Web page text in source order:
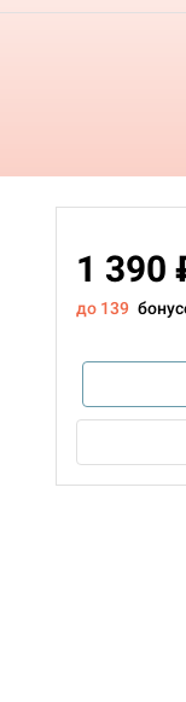
1 390
до 139